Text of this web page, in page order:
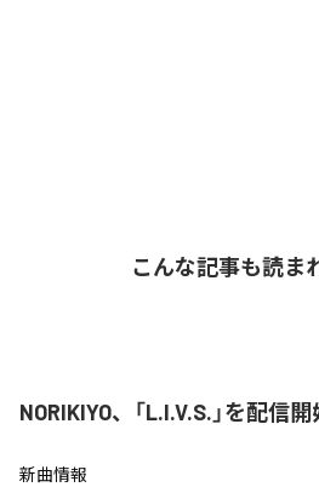
こんな記事も読ま
NORIKIYO、「L.I.V.S.」を配信開
新曲情報